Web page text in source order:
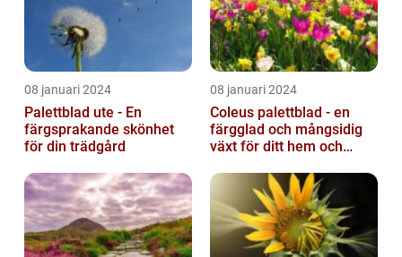
08 januari 2024
Palettblad ute - En
färgsprakande skönhet
för din trädgård
08 januari 2024
Coleus palettblad - en
färgglad och mångsidig
växt för ditt hem och